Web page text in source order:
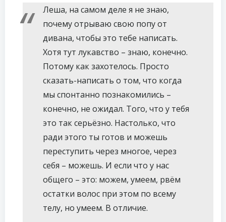
Леша, на самом деле я не знаю,
почему отрываю свою попу от
дивана, чтобы это тебе написать.
Хотя тут лукавство – знаю, конечно.
Потому как захотелось. Просто
сказать-написать о том, что когда
мы спонтанно познакомились –
конечно, не ожидал. Того, что у тебя
это так серьёзно. Настолько, что
ради этого ты готов и можешь
переступить через многое, через
себя – можешь. И если что у нас
общего – это: можем, умеем, рвём
остатки волос при этом по всему
телу, но умеем. В отличие.